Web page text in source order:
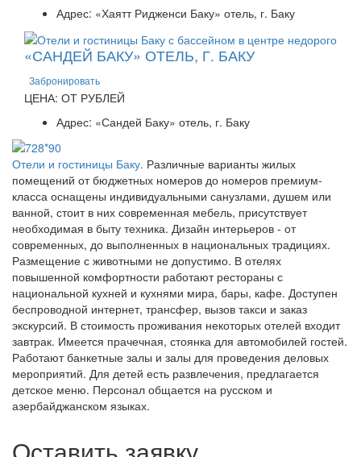
Адрес: «Хаятт Ридженси Баку» отель, г. Баку
«САНДЕЙ БАКУ» ОТЕЛЬ, Г. БАКУ
Забронировать
ЦЕНА: ОТ РУБЛЕЙ
Адрес: «Сандей Баку» отель, г. Баку
Отели и гостиницы Баку. Различные варианты жилых
помещений от бюджетных номеров до номеров премиум-
класса оснащены индивидуальными санузлами, душем или
ванной, стоит в них современная мебель, присутствует
необходимая в быту техника. Дизайн интерьеров - от
современных, до выполненных в национальных традициях.
Размещение с животными не допустимо. В отелях
повышенной комфортности работают рестораны с
национальной кухней и кухнями мира, бары, кафе. Доступен
беспроводной интернет, трансфер, вызов такси и заказ
экскурсий. В стоимость проживания некоторых отелей входит
завтрак. Имеется прачечная, стоянка для автомобилей гостей.
Работают банкетные залы и залы для проведения деловых
мероприятий. Для детей есть развлечения, предлагается
детское меню. Персонал общается на русском и
азербайджанском языках.